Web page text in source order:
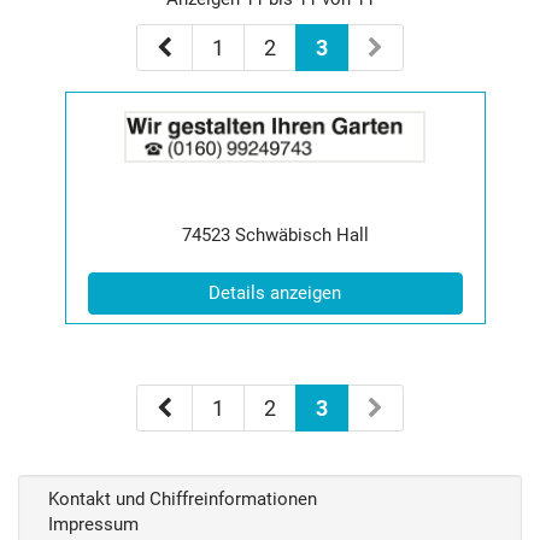
1 2 3
der
Anzeige
|
Postleitzahl:
74523 Ort:
Schwäbisch Hall
Details anzeigen(ID: 2063459)
1 2 3
Kontakt und Chiffreinformationen
Impressum